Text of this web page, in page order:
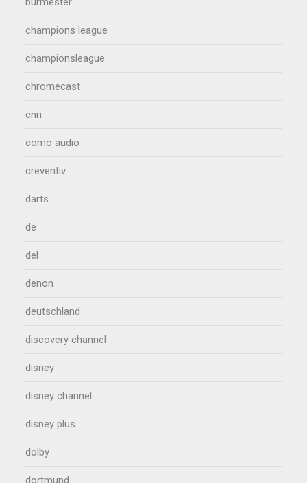
champions league
championsleague
chromecast
cnn
como audio
creventiv
darts
de
del
denon
deutschland
discovery channel
disney
disney channel
disney plus
dolby
dortmund